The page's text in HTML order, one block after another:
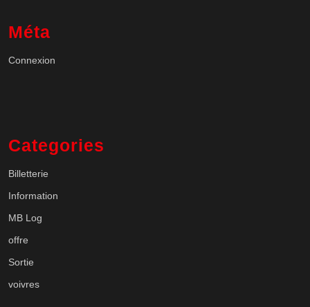
Méta
Connexion
Categories
Billetterie
Information
MB Log
offre
Sortie
voivres